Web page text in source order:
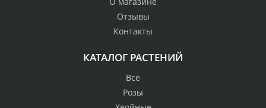
Отзывы
Контакты
КАТАЛОГ РАСТЕНИЙ
Всё
Розы